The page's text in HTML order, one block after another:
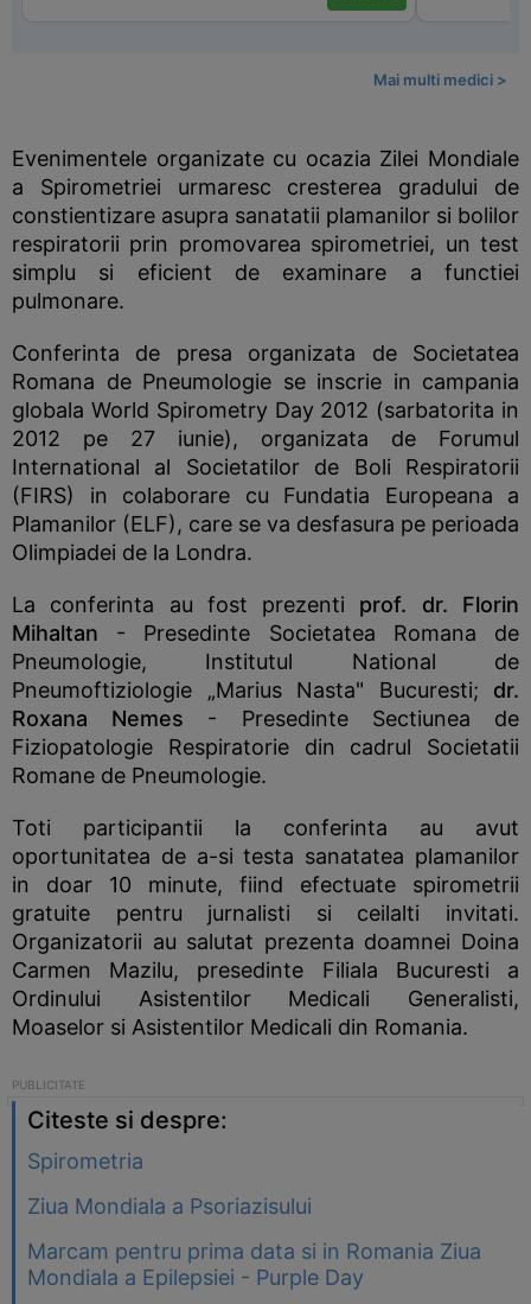
Mai multi medici >
Evenimentele organizate cu ocazia Zilei Mondiale
a Spirometriei urmaresc cresterea gradului de
constientizare asupra sanatatii plamanilor si bolilor
respiratorii prin promovarea spirometriei, un test
simplu si eficient de examinare a functiei
pulmonare.
Conferinta de presa organizata de Societatea
Romana de Pneumologie se inscrie in campania
globala World Spirometry Day 2012 (sarbatorita in
2012 pe 27 iunie), organizata de Forumul
International al Societatilor de Boli Respiratorii
(FIRS) in colaborare cu Fundatia Europeana a
Plamanilor (ELF), care se va desfasura pe perioada
Olimpiadei de la Londra.
La conferinta au fost prezenti prof. dr. Florin
Mihaltan - Presedinte Societatea Romana de
Pneumologie, Institutul National de
Pneumoftiziologie „Marius Nasta" Bucuresti; dr.
Roxana Nemes - Presedinte Sectiunea de
Fiziopatologie Respiratorie din cadrul Societatii
Romane de Pneumologie.
Toti participantii la conferinta au avut
oportunitatea de a-si testa sanatatea plamanilor
in doar 10 minute, fiind efectuate spirometrii
gratuite pentru jurnalisti si ceilalti invitati.
Organizatorii au salutat prezenta doamnei Doina
Carmen Mazilu, presedinte Filiala Bucuresti a
Ordinului Asistentilor Medicali Generalisti,
Moaselor si Asistentilor Medicali din Romania.
Citeste si despre:
Spirometria
Ziua Mondiala a Psoriazisului
Marcam pentru prima data si in Romania Ziua
Mondiala a Epilepsiei - Purple Day